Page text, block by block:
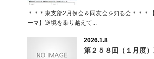
＊＊＊東支部2月例会＆同友会を知る会＊＊＊
ーマ】逆境を乗り越えて...
2026.1.8
第２５８回（１月度